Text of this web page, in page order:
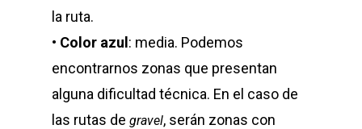
la ruta.
• Color azul: media. Podemos
encontrarnos zonas que presentan
alguna dificultad técnica. En el caso de
las rutas de gravel, serán zonas con